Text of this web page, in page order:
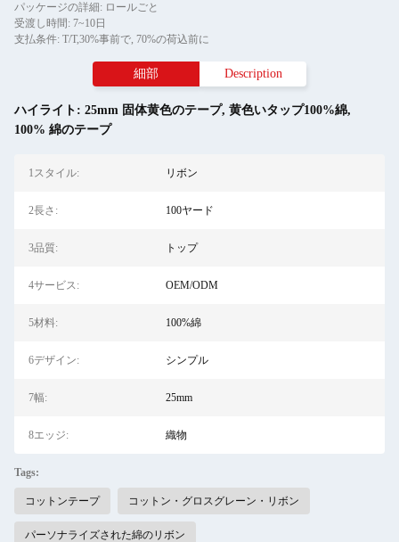
パッケージの詳細: ロールごと
受渡し時間: 7~10日
支払条件: T/T,30%事前で, 70%の荷込前に
細部 Description
ハイライト: 25mm 固体黄色のテープ, 黄色いタップ100%綿,
100% 綿のテープ
1スタイル: リボン
2長さ: 100ヤード
3品質: トップ
4サービス: OEM/ODM
5材料: 100%綿
6デザイン: シンプル
7幅: 25mm
8エッジ: 織物
Tags:
コットンテープ コットン・グロスグレーン・リボン
パーソナライズされた綿のリボン